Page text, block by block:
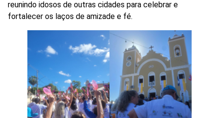
reunindo idosos de outras cidades para celebrar e
fortalecer os laços de amizade e fé.